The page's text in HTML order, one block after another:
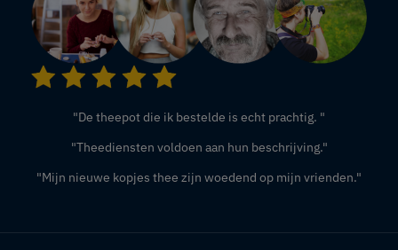
"De theepot die ik bestelde is echt prachtig. "
"Theediensten voldoen aan hun beschrijving."
"Mijn nieuwe kopjes thee zijn woedend op mijn vrienden."